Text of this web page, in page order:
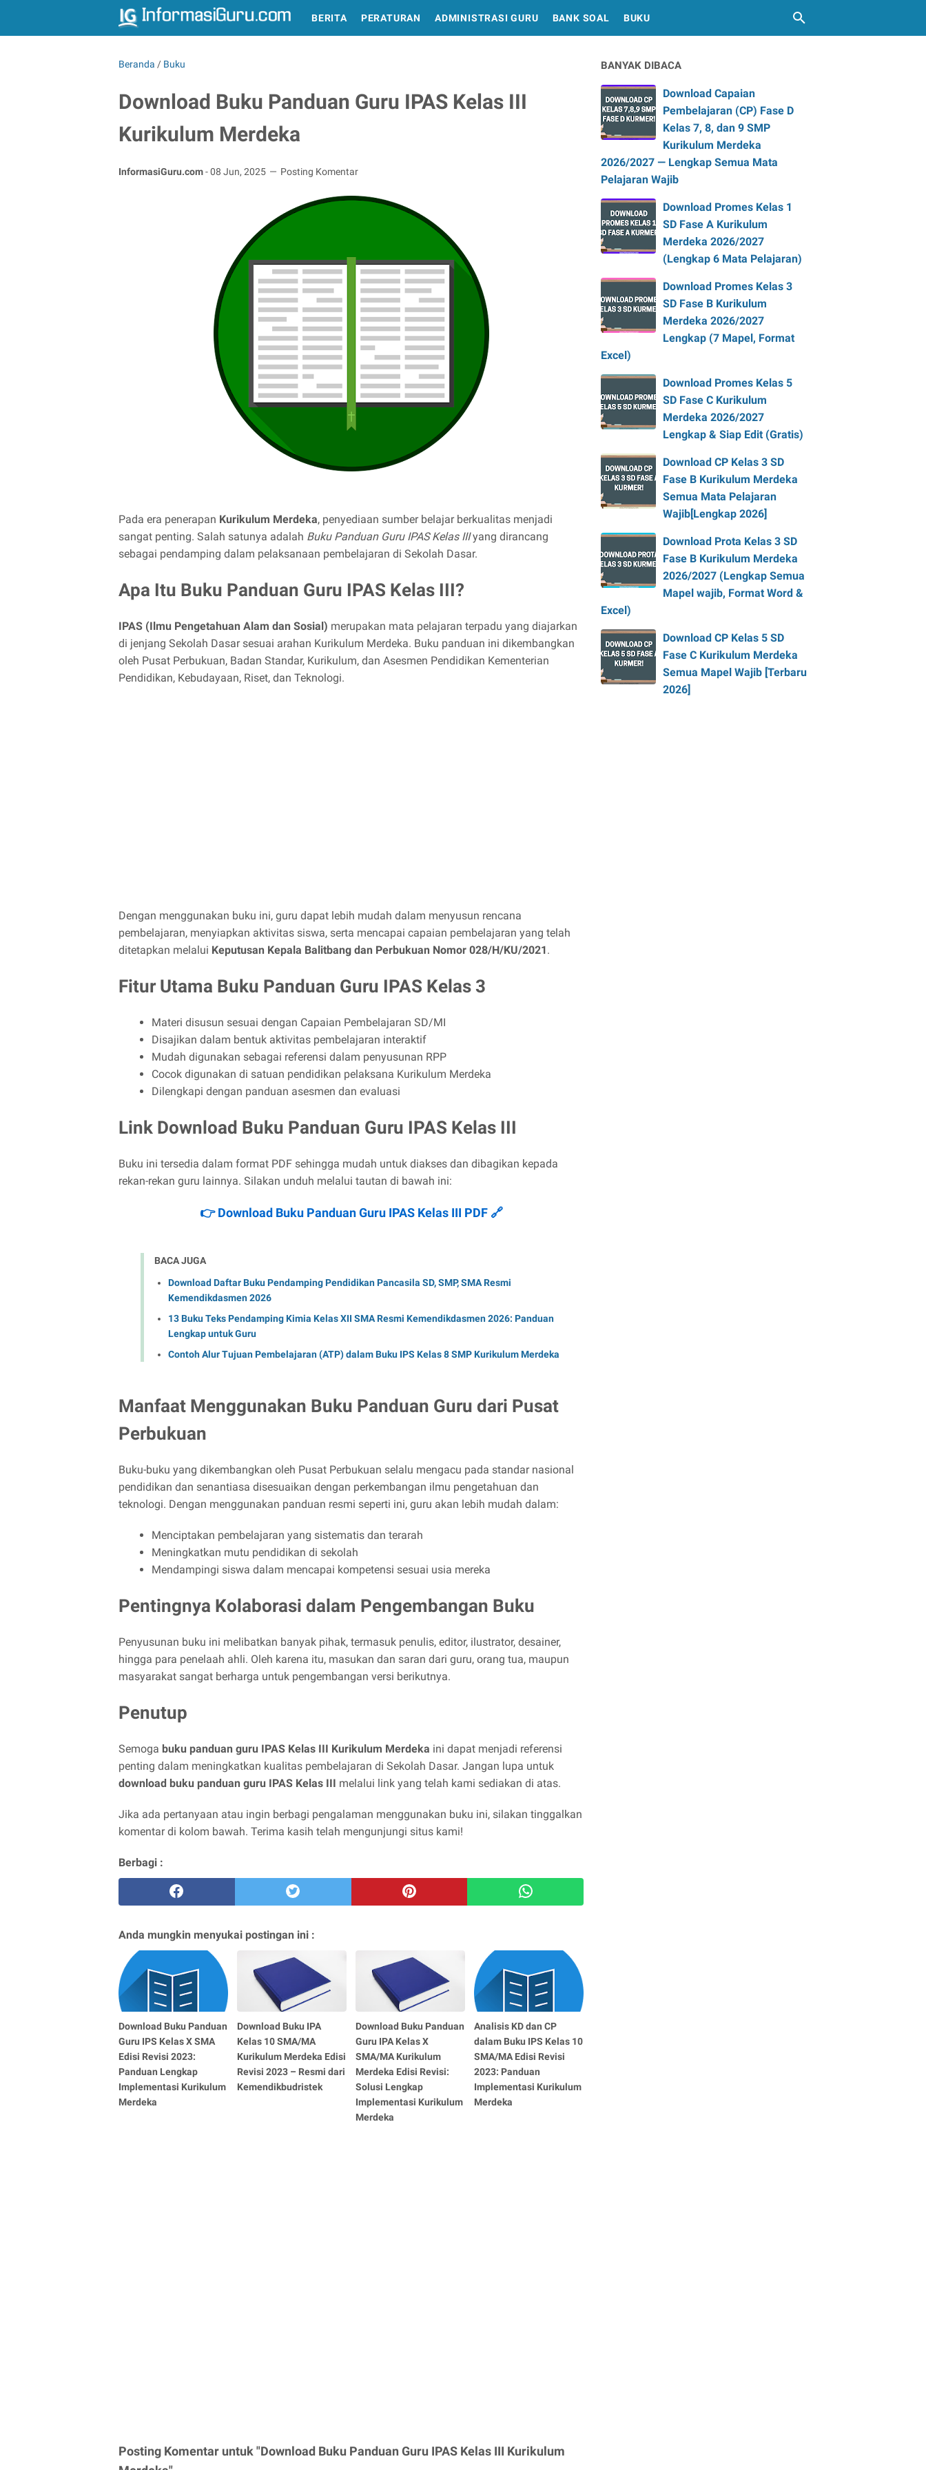
BERITA PERATURAN ADMINISTRASI GURU BANK SOAL BUKU
Beranda / Buku
Download Buku Panduan Guru IPAS Kelas III
Kurikulum Merdeka
InformasiGuru.com-08 Jun, 2025 Posting Komentar
Pada era penerapan Kurikulum Merdeka, penyediaan sumber belajar berkualitas menjadi
sangat penting. Salah satunya adalah Buku Panduan Guru IPAS Kelas IIIyang dirancang
sebagai pendamping dalam pelaksanaan pembelajaran di Sekolah Dasar.
Apa Itu Buku Panduan Guru IPAS Kelas III?
IPAS (Ilmu Pengetahuan Alam dan Sosial) merupakan mata pelajaran terpadu yang diajarkan
di jenjang Sekolah Dasar sesuai arahan Kurikulum Merdeka. Buku panduan ini dikembangkan
oleh Pusat Perbukuan, Badan Standar, Kurikulum, dan Asesmen Pendidikan Kementerian
Pendidikan, Kebudayaan, Riset, dan Teknologi.
Dengan menggunakan buku ini, guru dapat lebih mudah dalam menyusun rencana
pembelajaran, menyiapkan aktivitas siswa, serta mencapai capaian pembelajaran yang telah
ditetapkan melalui Keputusan Kepala Balitbang dan Perbukuan Nomor 028/H/KU/2021.
Fitur Utama Buku Panduan Guru IPAS Kelas 3
Materi disusun sesuai dengan Capaian Pembelajaran SD/MI
Disajikan dalam bentuk aktivitas pembelajaran interaktif
Mudah digunakan sebagai referensi dalam penyusunan RPP
Cocok digunakan di satuan pendidikan pelaksana Kurikulum Merdeka
Dilengkapi dengan panduan asesmen dan evaluasi
Link Download Buku Panduan Guru IPAS Kelas III
Buku ini tersedia dalam format PDF sehingga mudah untuk diakses dan dibagikan kepada
rekan-rekan guru lainnya. Silakan unduh melalui tautan di bawah ini:
👉 Download Buku Panduan Guru IPAS Kelas III PDF 🔗
BACA JUGA
Download Daftar Buku Pendamping Pendidikan Pancasila SD, SMP, SMA Resmi
Kemendikdasmen 2026
13 Buku Teks Pendamping Kimia Kelas XII SMA Resmi Kemendikdasmen 2026: Panduan
Lengkap untuk Guru
Contoh Alur Tujuan Pembelajaran (ATP) dalam Buku IPS Kelas 8 SMP Kurikulum Merdeka
Manfaat Menggunakan Buku Panduan Guru dari Pusat
Perbukuan
Buku-buku yang dikembangkan oleh Pusat Perbukuan selalu mengacu pada standar nasional
pendidikan dan senantiasa disesuaikan dengan perkembangan ilmu pengetahuan dan
teknologi. Dengan menggunakan panduan resmi seperti ini, guru akan lebih mudah dalam:
Menciptakan pembelajaran yang sistematis dan terarah
Meningkatkan mutu pendidikan di sekolah
Mendampingi siswa dalam mencapai kompetensi sesuai usia mereka
Pentingnya Kolaborasi dalam Pengembangan Buku
Penyusunan buku ini melibatkan banyak pihak, termasuk penulis, editor, ilustrator, desainer,
hingga para penelaah ahli. Oleh karena itu, masukan dan saran dari guru, orang tua, maupun
masyarakat sangat berharga untuk pengembangan versi berikutnya.
Penutup
Semoga buku panduan guru IPAS Kelas III Kurikulum Merdeka ini dapat menjadi referensi
penting dalam meningkatkan kualitas pembelajaran di Sekolah Dasar. Jangan lupa untuk
download buku panduan guru IPAS Kelas III melalui link yang telah kami sediakan di atas.
Jika ada pertanyaan atau ingin berbagi pengalaman menggunakan buku ini, silakan tinggalkan
komentar di kolom bawah. Terima kasih telah mengunjungi situs kami!
Berbagi :
Anda mungkin menyukai postingan ini :
Download Buku Panduan
Guru IPS Kelas X SMA
Edisi Revisi 2023:
Panduan Lengkap
Implementasi Kurikulum
Merdeka
Download Buku IPA
Kelas 10 SMA/MA
Kurikulum Merdeka Edisi
Revisi 2023 – Resmi dari
Kemendikbudristek
Download Buku Panduan
Guru IPA Kelas X
SMA/MA Kurikulum
Merdeka Edisi Revisi:
Solusi Lengkap
Implementasi Kurikulum
Merdeka
Analisis KD dan CP
dalam Buku IPS Kelas 10
SMA/MA Edisi Revisi
2023: Panduan
Implementasi Kurikulum
Merdeka
Posting Komentar untuk "Download Buku Panduan Guru IPAS Kelas III Kurikulum
BANYAK DIBACA
Download Capaian
Pembelajaran (CP) Fase D
Kelas 7, 8, dan 9 SMP
Kurikulum Merdeka
2026/2027 — Lengkap Semua Mata
Pelajaran Wajib
Download Promes Kelas 1
SD Fase A Kurikulum
Merdeka 2026/2027
(Lengkap 6 Mata Pelajaran)
Download Promes Kelas 3
SD Fase B Kurikulum
Merdeka 2026/2027
Lengkap (7 Mapel, Format
Excel)
Download Promes Kelas 5
SD Fase C Kurikulum
Merdeka 2026/2027
Lengkap & Siap Edit (Gratis)
Download CP Kelas 3 SD
Fase B Kurikulum Merdeka
Semua Mata Pelajaran
Wajib[Lengkap 2026]
Download Prota Kelas 3 SD
Fase B Kurikulum Merdeka
2026/2027 (Lengkap Semua
Mapel wajib, Format Word &
Excel)
Download CP Kelas 5 SD
Fase C Kurikulum Merdeka
Semua Mapel Wajib [Terbaru
2026]